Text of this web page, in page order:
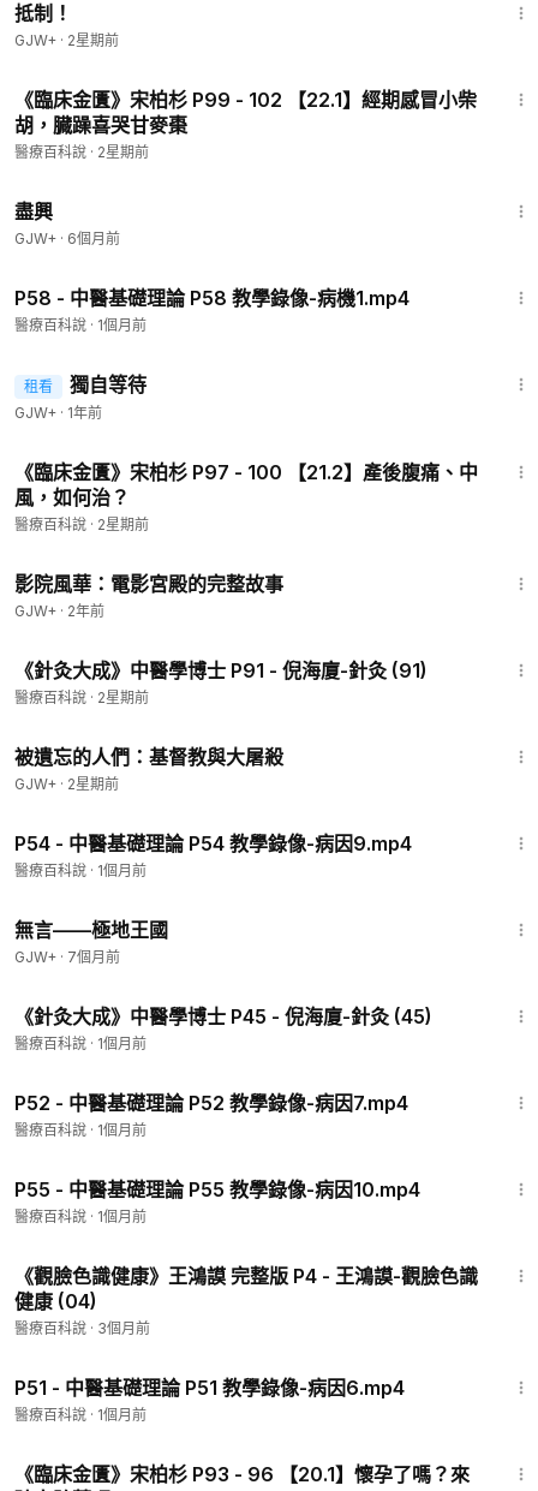
抵制！
GJW+ · 2星期前
《臨床金匱》宋柏杉 P99 - 102 【22.1】經期感冒小柴
胡，臓躁喜哭甘麥棗
醫療百科說 · 2星期前
盡興
GJW+ · 6個月前
P58 - 中醫基礎理論 P58 教學錄像-病機1.mp4
醫療百科說 · 1個月前
租看 獨自等待
GJW+ · 1年前
《臨床金匱》宋柏杉 P97 - 100 【21.2】產後腹痛、中
風，如何治？
醫療百科說 · 2星期前
影院風華：電影宮殿的完整故事
GJW+ · 2年前
《針灸大成》中醫學博士 P91 - 倪海廈-針灸 (91)
醫療百科說 · 2星期前
被遺忘的人們：基督教與大屠殺
GJW+ · 2星期前
P54 - 中醫基礎理論 P54 教學錄像-病因9.mp4
醫療百科說 · 1個月前
無言——極地王國
GJW+ · 7個月前
《針灸大成》中醫學博士 P45 - 倪海廈-針灸 (45)
醫療百科說 · 1個月前
P52 - 中醫基礎理論 P52 教學錄像-病因7.mp4
醫療百科說 · 1個月前
P55 - 中醫基礎理論 P55 教學錄像-病因10.mp4
醫療百科說 · 1個月前
《觀臉色識健康》王鴻謨 完整版 P4 - 王鴻謨-觀臉色識
健康 (04)
醫療百科說 · 3個月前
P51 - 中醫基礎理論 P51 教學錄像-病因6.mp4
醫療百科說 · 1個月前
《臨床金匱》宋柏杉 P93 - 96 【20.1】懷孕了嗎？來